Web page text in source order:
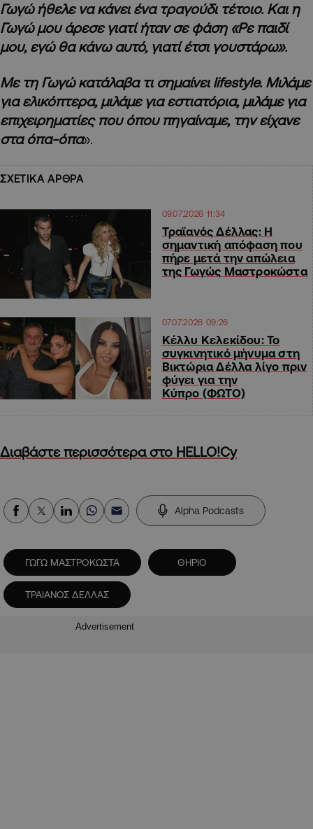
Γωγώ ήθελε να κάνει ένα τραγούδι τέτοιο. Και η
Γωγώ μου άρεσε γιατί ήταν σε φάση «Ρε παιδί
μου, εγώ θα κάνω αυτό, γιατί έτσι γουστάρω».
Με τη Γωγώ κατάλαβα τι σημαίνει lifestyle. Μιλάμε
για ελικόπτερα, μιλάμε για εστιατόρια, μιλάμε για
επιχειρηματίες που όπου πηγαίναμε, την είχανε
στα όπα-όπα».
ΣΧΕΤΙΚΑ ΑΡΘΡΑ
09.07.2026 11:34
Τραϊανός Δέλλας: Η
σημαντική απόφαση που
πήρε μετά την απώλεια
της Γωγώς Μαστροκώστα
07.07.2026 09:26
Κέλλυ Κελεκίδου: Το
συγκινητικό μήνυμα στη
Βικτώρια Δέλλα λίγο πριν
φύγει για την
Κύπρο (ΦΩΤΟ)
Διαβάστε περισσότερα στο HELLO!Cy
Alpha Podcasts
ΓΩΓΩ ΜΑΣΤΡΟΚΩΣΤΑ ΘΗΡΙΟ
ΤΡΑΙΑΝΟΣ ΔΕΛΛΑΣ
Advertisement